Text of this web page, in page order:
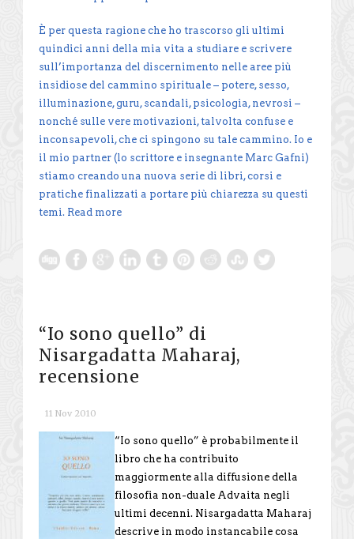
È per questa ragione che ho trascorso gli ultimi
quindici anni della mia vita a studiare e scrivere
sull’importanza del discernimento nelle aree più
insidiose del cammino spirituale – potere, sesso,
illuminazione, guru, scandali, psicologia, nevrosi –
nonché sulle vere motivazioni, talvolta confuse e
inconsapevoli, che ci spingono su tale cammino. Io e
il mio partner (lo scrittore e insegnante Marc Gafni)
stiamo creando una nuova serie di libri, corsi e
pratiche finalizzati a portare più chiarezza su questi
temi. Read more
“Io sono quello” di
Nisargadatta Maharaj,
recensione
11 Nov 2010
“Io sono quello” è probabilmente il
libro che ha contribuito
maggiormente alla diffusione della
filosofia non-duale Advaita negli
ultimi decenni. Nisargadatta Maharaj
descrive in modo instancabile cosa